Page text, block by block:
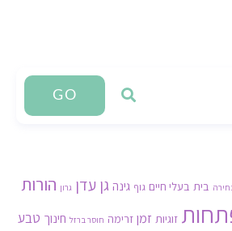
GO
בית בעלי חיים גוף גינה גן עדן גרון הורות
זוגיות זמן זרימה חוסר ברזל חינוך טבע